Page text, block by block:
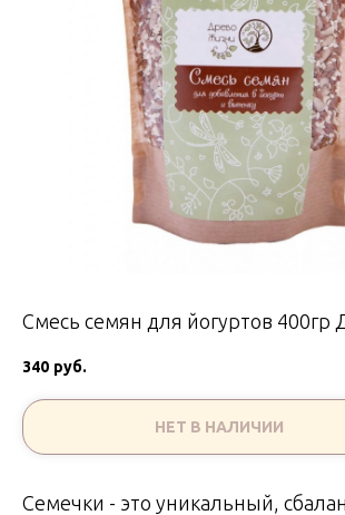
Смесь семян для йогуртов 400гр
340 руб.
НЕТ В НАЛИЧИИ
Семечки - это уникальный,